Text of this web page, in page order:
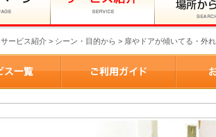
サービス紹介 > シーン・目的から > 扉やドアが傾いてる・外